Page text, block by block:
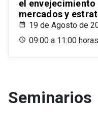
el
mercados y
19 de Agosto de
09:00 a 11:00 horas
Seminarios